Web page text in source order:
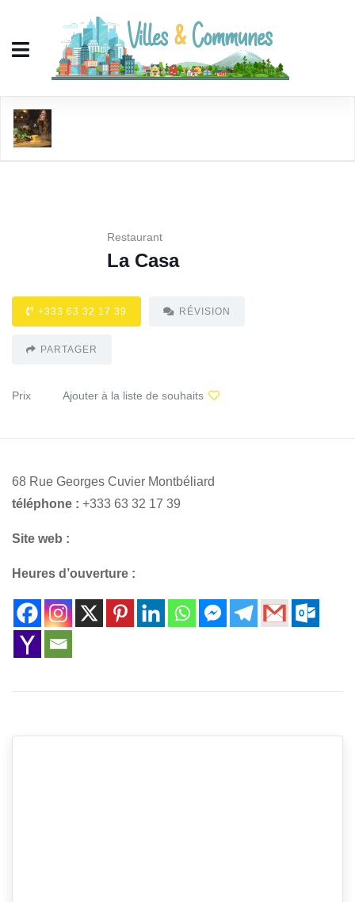
Restaurant
La Casa
+333 63 32 17 39 RÉVISION
PARTAGER
Prix Ajouter à la liste de souhaits
68 Rue Georges Cuvier Montbéliard
téléphone : +333 63 32 17 39
Site web :
Heures d’ouverture :